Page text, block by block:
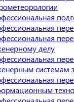
делу
системам